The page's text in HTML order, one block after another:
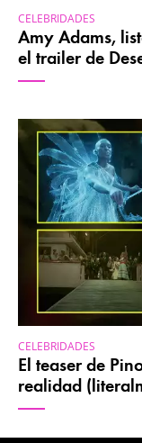
CELEBRIDADES
Amy Adams,
el trailer de
CELEBRIDADES
El teaser de
realidad